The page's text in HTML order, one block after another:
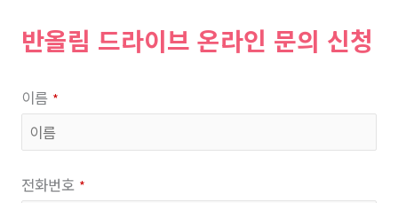
반올림 드라이브 온라인 문의 신청
이름 *
전화번호 *